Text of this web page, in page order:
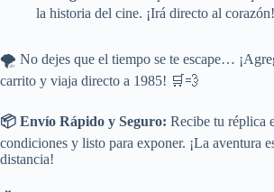
la historia del cine. ¡Irá directo al
🌪️ No dejes que el tiempo se te escape…
carrito y viaja directo a 1985! 🛒💨
📦 Envío Rápido y Seguro: Recibe tu réplica
condiciones y listo para exponer. ¡La aventura
distancia!